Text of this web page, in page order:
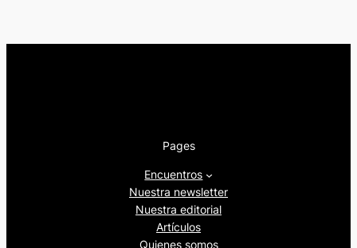
Pages
Encuentros
Nuestra newsletter
Nuestra editorial
Artículos
Quienes somos